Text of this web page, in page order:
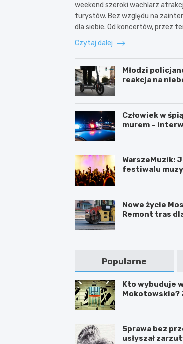
weekend szeroki wachlarz
turystów. Bez względu na
dla siebie. Od koncertów, przez
Czytaj dalej
Młodzi
reakcja na
Człowiek w
murem –
WarszeMuzik:
festiwalu
Nowe życie
Remont tras
Popularne
Kto wybuduje
Mokotowskie?
Sprawa bez
usłyszał